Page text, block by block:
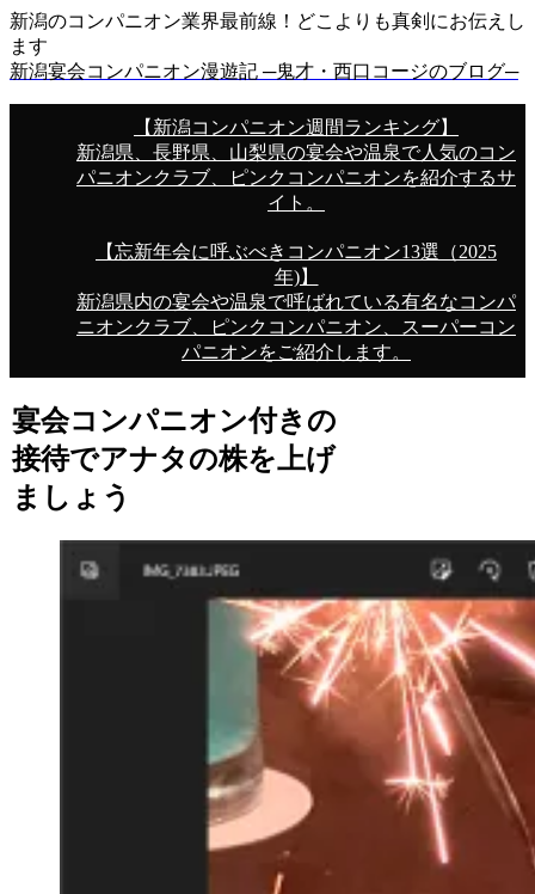
新潟のコンパニオン業界最前線！どこよりも真剣にお伝えし
ます
新潟宴会コンパニオン漫遊記 ─鬼才・西口コージのブログ─
【新潟コンパニオン週間ランキング】
新潟県、長野県、山梨県の宴会や温泉で人気のコン
パニオンクラブ、ピンクコンパニオンを紹介するサ
イト。
【忘新年会に呼ぶべきコンパニオン13選（2025
年)】
新潟県内の宴会や温泉で呼ばれている有名なコンパ
ニオンクラブ、ピンクコンパニオン、スーパーコン
パニオンをご紹介します。
宴会コンパニオン付きの
接待でアナタの株を上げ
ましょう